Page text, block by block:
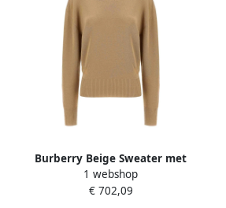
Burberry Beige Sweater met
Ruiter Motief Beige Dames
1 webshop
€ 702,09